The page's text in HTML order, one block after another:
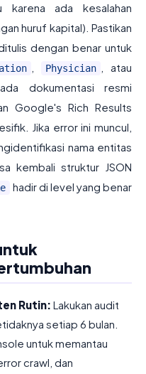
ada kesalahan
huruf kapital). Pastikan
dengan benar untuk
Physician , atau
dokumentasi resmi
Google's Rich Results
Jika error ini muncul,
nama entitas
kembali struktur JSON
hadir di level yang benar
Rutin: Lakukan audit
setiap 6 bulan.
untuk memantau
crawl, dan